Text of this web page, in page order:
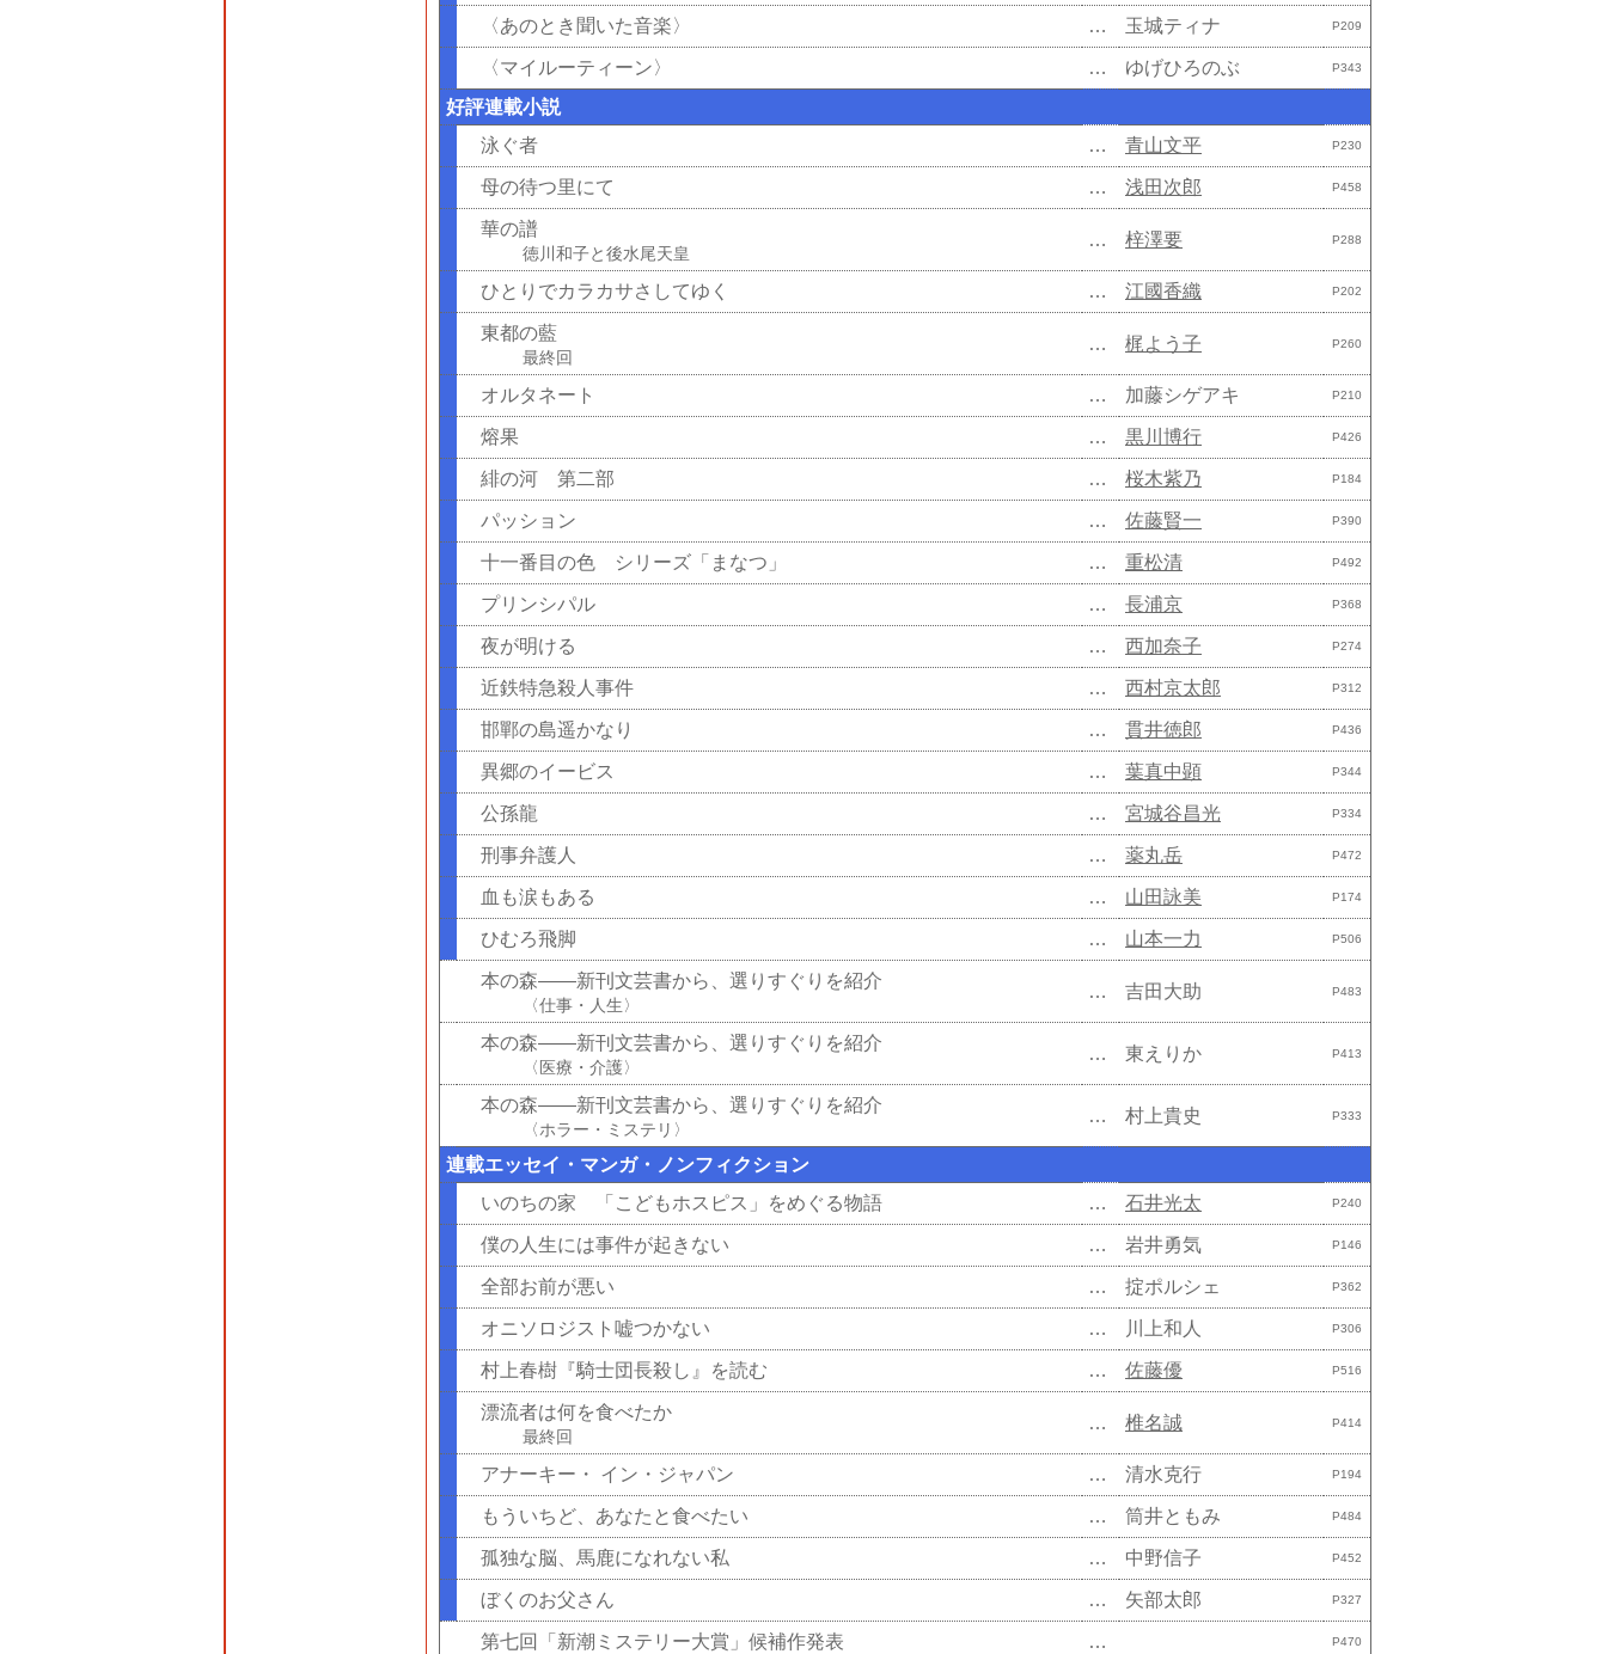
〈あのとき聞いた音楽〉 … 玉城ティナ P209
〈マイルーティーン〉 … ゆげひろのぶ P343
好評連載小説
泳ぐ者
… 青山文平 P230
母の待つ里にて … 浅田次郎 P458
華の譜
徳川和子と後水尾天皇
… 梓澤要 P288
ひとりでカラカサさしてゆく … 江國香織 P202
東都の藍
最終回
… 梶よう子 P260
オルタネート … 加藤シゲアキ P210
熔果 … 黒川博行 P426
緋の河 第二部 … 桜木紫乃 P184
パッション … 佐藤賢一 P390
十一番目の色 シリーズ「まなつ」 … 重松清 P492
プリンシパル … 長浦京 P368
夜が明ける … 西加奈子 P274
近鉄特急殺人事件 … 西村京太郎 P312
邯鄲の島遥かなり … 貫井徳郎 P436
異郷のイービス … 葉真中顕 P344
公孫龍 … 宮城谷昌光 P334
刑事弁護人 … 薬丸岳 P472
血も涙もある … 山田詠美 P174
ひむろ飛脚 … 山本一力 P506
本の森――新刊文芸書から、選りすぐりを紹介
〈仕事・人生〉
… 吉田大助 P483
本の森――新刊文芸書から、選りすぐりを紹介
〈医療・介護〉
… 東えりか P413
本の森――新刊文芸書から、選りすぐりを紹介
〈ホラー・ミステリ〉
… 村上貴史 P333
連載エッセイ・マンガ・ノンフィクション
いのちの家 「こどもホスピス」をめぐる物語
… 石井光太 P240
僕の人生には事件が起きない … 岩井勇気 P146
全部お前が悪い … 掟ポルシェ P362
オニソロジスト嘘つかない … 川上和人 P306
村上春樹『騎士団長殺し』を読む … 佐藤優 P516
漂流者は何を食べたか
最終回
… 椎名誠 P414
アナーキー・ イン・ジャパン … 清水克行 P194
もういちど、あなたと食べたい … 筒井ともみ P484
孤独な脳、馬鹿になれない私 … 中野信子 P452
ぼくのお父さん … 矢部太郎 P327
第七回「新潮ミステリー大賞」候補作発表 … P470